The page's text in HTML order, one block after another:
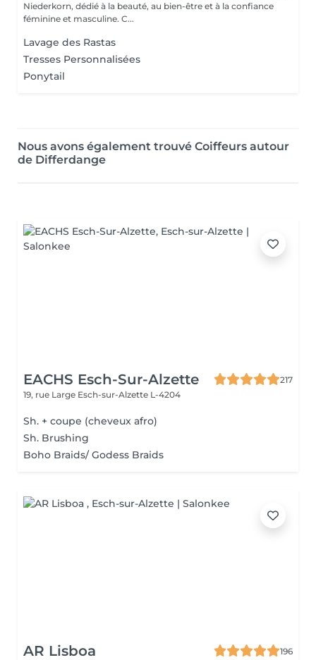
Niederkorn, dédié à la beauté, au bien-être et à la confiance
féminine et masculine. C...
Lavage des Rastas
Tresses Personnalisées
Ponytail
Nous avons également trouvé Coiffeurs autour
de Differdange
EACHS Esch-Sur-Alzette
217
19, rue Large Esch-sur-Alzette L-4204
Sh. + coupe (cheveux afro)
Sh. Brushing
Boho Braids/ Godess Braids
AR Lisboa
196